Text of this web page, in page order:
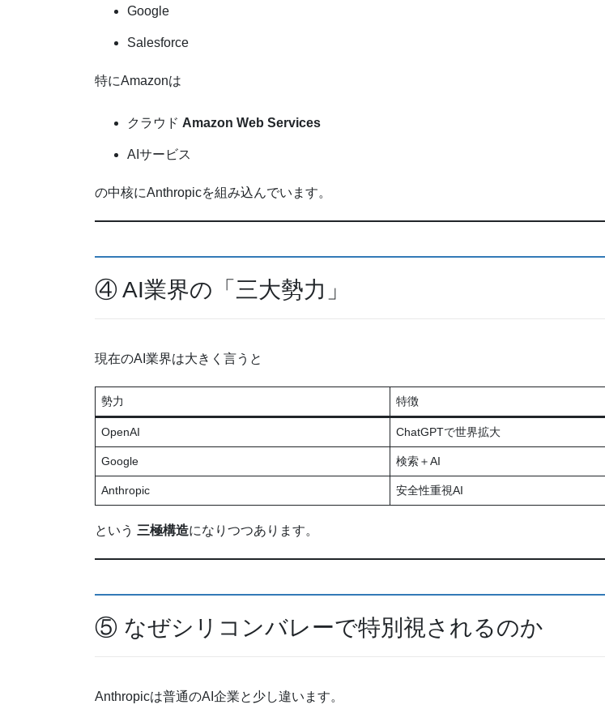
Google
Salesforce
特にAmazonは
クラウド Amazon Web Services
AIサービス
の中核にAnthropicを組み込んでいます。
④ AI業界の「三大勢力」
現在のAI業界は大きく言うと
勢力 特徴
OpenAI ChatGPTで世界拡大
Google 検索＋AI
Anthropic 安全性重視AI
という 三極構造になりつつあります。
⑤ なぜシリコンバレーで特別視されるのか
Anthropicは普通のAI企業と少し違います。